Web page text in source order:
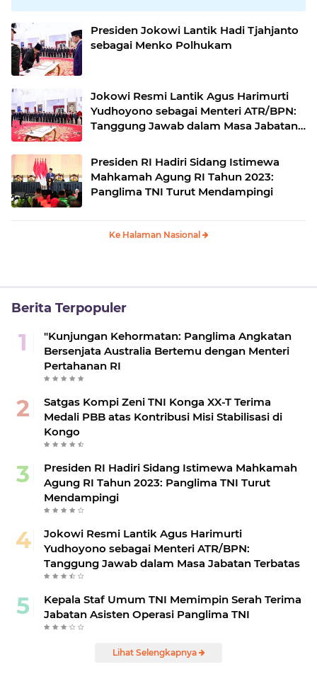
Presiden Jokowi Lantik Hadi Tjahjanto
sebagai Menko Polhukam
Jokowi Resmi Lantik Agus Harimurti
Yudhoyono sebagai Menteri ATR/BPN:
Tanggung Jawab dalam Masa Jabatan
Presiden RI Hadiri Sidang Istimewa
Mahkamah Agung RI Tahun 2023:
Panglima TNI Turut Mendampingi
Ke Halaman Nasional
Berita Terpopuler
"Kunjungan Kehormatan: Panglima Angkatan
Bersenjata Australia Bertemu dengan Menteri
Pertahanan RI
Satgas Kompi Zeni TNI Konga XX-T Terima
Medali PBB atas Kontribusi Misi Stabilisasi di
Kongo
Presiden RI Hadiri Sidang Istimewa Mahkamah
Agung RI Tahun 2023: Panglima TNI Turut
Mendampingi
Jokowi Resmi Lantik Agus Harimurti
Yudhoyono sebagai Menteri ATR/BPN:
Tanggung Jawab dalam Masa Jabatan Terbatas
Kepala Staf Umum TNI Memimpin Serah Terima
Jabatan Asisten Operasi Panglima TNI
Lihat Selengkapnya